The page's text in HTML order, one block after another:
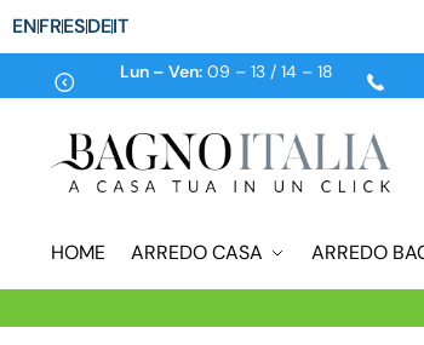
ENFRESDEIT
Lun – Ven:09 – 13 / 14 – 18
HOME ARREDO CASA ARREDO